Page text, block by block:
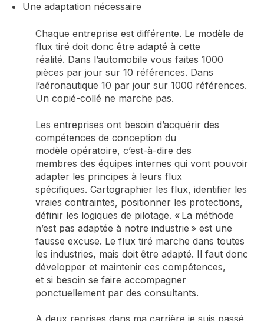
Une adaptation nécessaire
Chaque entreprise est différente. Le modèle de
flux tiré doit donc être adapté à cette
réalité. Dans l’automobile vous faites 1000
pièces par jour sur 10 références. Dans
l’aéronautique 10 par jour sur 1000 références.
Un copié-collé ne marche pas.
Les entreprises ont besoin d’acquérir des
compétences de conception du
modèle opératoire, c’est-à-dire des
membres des équipes internes qui vont pouvoir
adapter les principes à leurs flux
spécifiques. Cartographier les flux, identifier les
vraies contraintes, positionner les protections,
définir les logiques de pilotage. « La méthode
n’est pas adaptée à notre industrie » est une
fausse excuse. Le flux tiré marche dans toutes
les industries, mais doit être adapté. Il faut donc
développer et maintenir ces compétences,
et si besoin se faire accompagner
ponctuellement par des consultants.